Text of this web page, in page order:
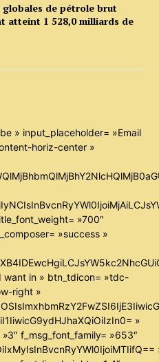
de pétrole brut
atteint 1 528,0 milliards de
» input_placeholder= »Email
horiz-center »
»700″
»success »
want in » btn_tdicon= »tdc-
right »
»
f_msg_font_family= »653″